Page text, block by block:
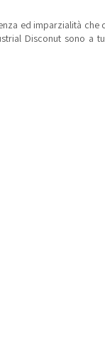
ed imparzialità
Disconut sono a